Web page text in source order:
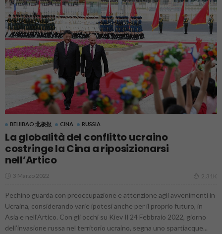
BEIJIBAO 北极报 CINA RUSSIA
La globalità del conflitto ucraino
costringe la Cina a riposizionarsi
nell’Artico
3 Marzo 2022 2.31K
Pechino guarda con preoccupazione e attenzione agli avvenimenti in
Ucraina, considerando varie ipotesi anche per il proprio futuro, in
Asia e nell'Artico. Con gli occhi su Kiev Il 24 Febbraio 2022, giorno
dell’invasione russa nel territorio ucraino, segna uno spartiacque...